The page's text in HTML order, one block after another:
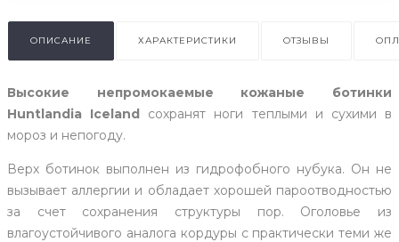
ОПИСАНИЕ ХАРАКТЕРИСТИКИ ОТЗЫВЫ
Высокие непромокаемые кожаные ботинки
Huntlandia Iceland сохранят ноги теплыми и сухими в
мороз и непогоду.
Верх ботинок выполнен из гидрофобного нубука. Он не
вызывает аллергии и обладает хорошей пароотводностью
за счет сохранения структуры пор. Оголовье из
влагоустойчивого аналога кордуры с практически теми же